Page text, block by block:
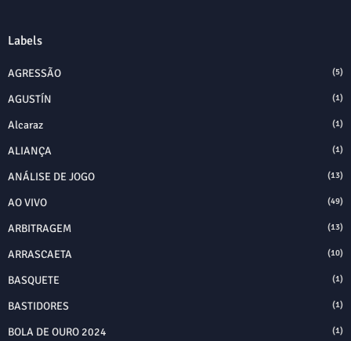
Labels
AGRESSÃO (5)
AGUSTÍN (1)
Alcaraz (1)
ALIANÇA (1)
ANÁLISE DE JOGO (13)
AO VIVO (49)
ARBITRAGEM (13)
ARRASCAETA (10)
BASQUETE (1)
BASTIDORES (1)
BOLA DE OURO 2024 (1)